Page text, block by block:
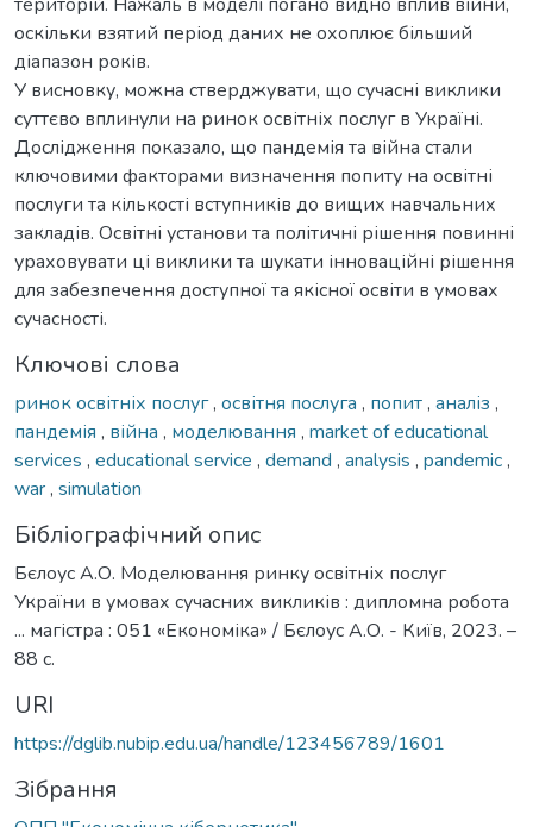
оскільки взятий період даних не охоплює більший
діапазон років.
У висновку, можна стверджувати, що сучасні виклики
суттєво вплинули на ринок освітніх послуг в Україні.
Дослідження показало, що пандемія та війна стали
ключовими факторами визначення попиту на освітні
послуги та кількості вступників до вищих навчальних
закладів. Освітні установи та політичні рішення повинні
ураховувати ці виклики та шукати інноваційні рішення
для забезпечення доступної та якісної освіти в умовах
сучасності.
Ключові слова
ринок освітніх послуг, освітня послуга , попит, аналіз ,
пандемія , війна , моделювання , market of educational
services , educational service , demand , analysis , pandemic,
war, simulation
Бібліографічний опис
Бєлоус А.О. Моделювання ринку освітніх послуг
України в умовах сучасних викликів : дипломна робота
... магістра : 051 «Економіка» / Бєлоус А.О. - Київ, 2023. –
88 с.
URI
https://dglib.nubip.edu.ua/handle/123456789/1601
Зібрання